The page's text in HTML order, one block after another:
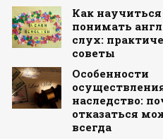
Как научиться
понимать
слух:
советы
Особенности
наследство:
отказаться
всегда